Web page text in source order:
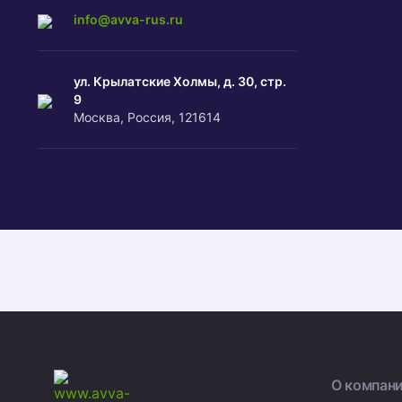
info@avva-rus.ru
ул. Крылатские Холмы, д. З0, стр.
9
Москва, Россия, 121614
О